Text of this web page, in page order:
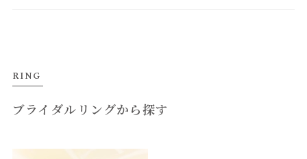
RING
ブライダルリングから探す